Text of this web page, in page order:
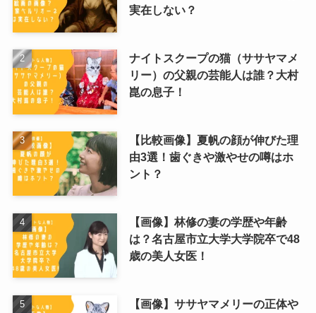
実在しない？
ナイトスクープの猫（ササヤマメ
リー）の父親の芸能人は誰？大村
崑の息子！
【比較画像】夏帆の顔が伸びた理
由3選！歯ぐきや激やせの噂はホ
ント？
【画像】林修の妻の学歴や年齢
は？名古屋市立大学大学院卒で48
歳の美人女医！
【画像】ササヤマメリーの正体や